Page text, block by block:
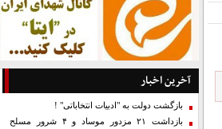
آخرین اخبار
بازگشت دولت به "ادبیات انتخاباتی" !
بازداشت ۲۱ مزدور موساد و ۴ شرور مسلح